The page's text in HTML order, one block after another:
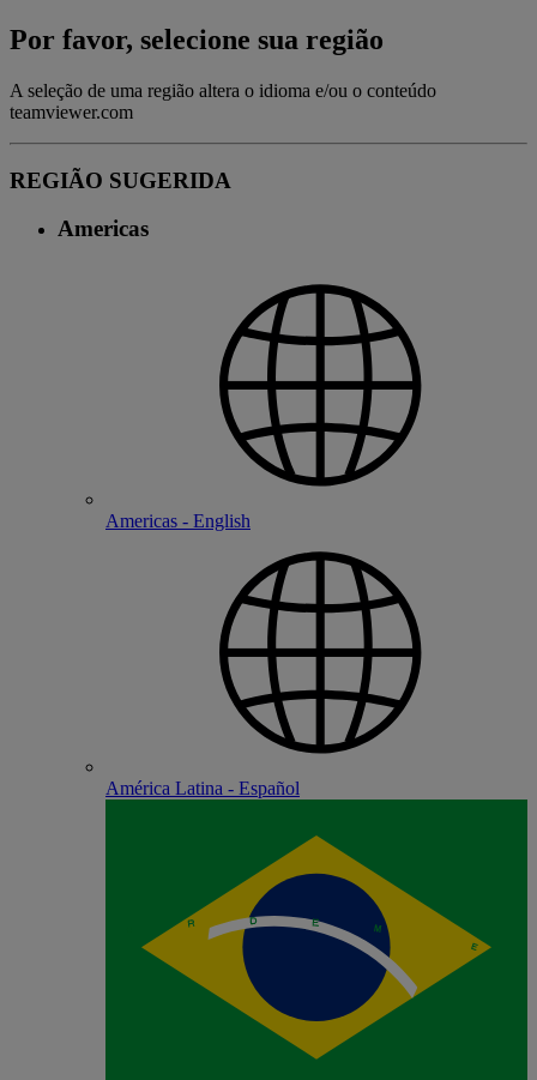
Por favor, selecione sua região
A seleção de uma região altera o idioma e/ou o conteúdo
teamviewer.com
REGIÃO SUGERIDA
Americas
Americas - English
América Latina - Español